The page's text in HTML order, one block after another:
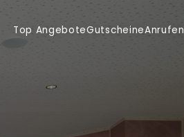
Top AngeboteGutscheineAnrufen